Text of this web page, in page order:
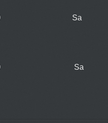
18.00 Sa
18.00 Sa